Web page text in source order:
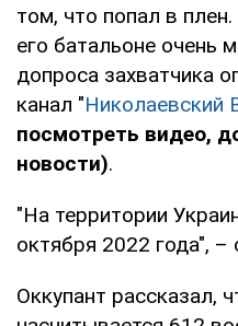
том, что попал в
его батальоне очень
допроса захватчика
канал "Николаевский
посмотреть видео,
новости).
"На территории
октября 2022 года",
Оккупант рассказал,